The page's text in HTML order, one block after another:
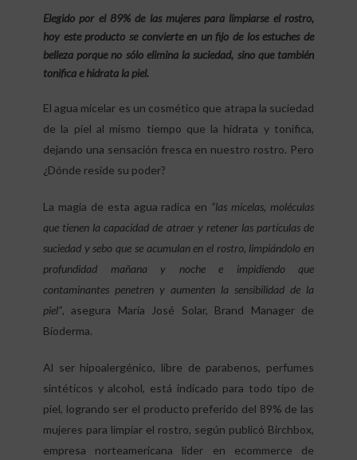
Elegido por el 89% de las mujeres para limpiarse el rostro,
hoy este producto se convierte en un fijo de los estuches de
belleza porque no sólo elimina la suciedad, sino que también
tonifica e hidrata la piel.
El agua micelar es un cosmético que atrapa la suciedad
de la piel al mismo tiempo que la hidrata y tonifica,
dejando una sensación fresca en nuestro rostro. Pero
¿Dónde reside su poder?
La magia de esta agua radica en “las micelas, moléculas
que tienen la capacidad de atraer y retener las partículas de
suciedad y sebo que se acumulan en el rostro, limpiándolo en
profundidad mañana y noche e impidiendo que
contaminantes penetren y aumenten la sensibilidad de la
piel”, asegura María José Solar, Brand Manager de
Bioderma.
Al ser hipoalergénico, libre de parabenos, perfumes
sintéticos y alcohol, está indicado para todo tipo de
piel, logrando ser el producto preferido del 89% de las
mujeres para limpiar el rostro, según publicó Birchbox,
empresa norteamericana líder en ecommerce de